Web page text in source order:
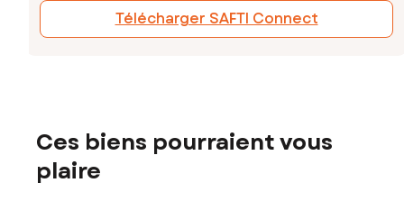
Télécharger SAFTI Connect
Ces biens pourraient vous
plaire